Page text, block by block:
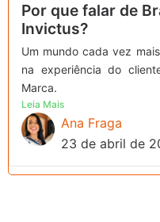
Por que falar de
Invictus?
Um mundo cada vez
na experiência do
Marca.
Leia Mais
Ana Fraga
23 de abril de